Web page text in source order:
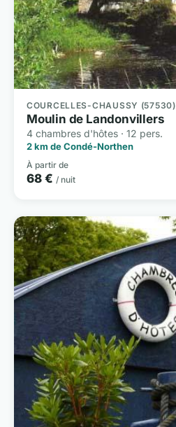
COURCELLES-CHAUSSY (57530)
Moulin de Landonvillers
4 chambres d'hôtes · 12 pers.
2 km de Condé-Northen
À partir de
68 € / nuit